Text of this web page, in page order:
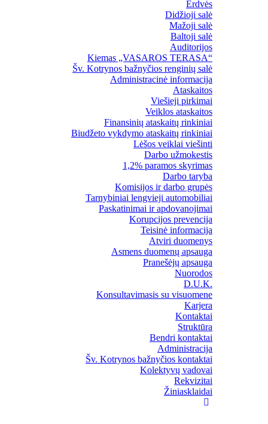
Erdvės
Didžioji salė
Mažoji salė
Baltoji salė
Auditorijos
Kiemas „VASAROS TERASA“
Šv. Kotrynos bažnyčios renginių salė
Administracinė informacija
Ataskaitos
Viešieji pirkimai
Veiklos ataskaitos
Finansinių ataskaitų rinkiniai
Biudžeto vykdymo ataskaitų rinkiniai
Lėšos veiklai viešinti
Darbo užmokestis
1,2% paramos skyrimas
Darbo taryba
Komisijos ir darbo grupės
Tarnybiniai lengvieji automobiliai
Paskatinimai ir apdovanojimai
Korupcijos prevencija
Teisinė informacija
Atviri duomenys
Asmens duomenų apsauga
Pranešėjų apsauga
Nuorodos
D.U.K.
Konsultavimasis su visuomene
Karjera
Kontaktai
Struktūra
Bendri kontaktai
Administracija
Šv. Kotrynos bažnyčios kontaktai
Kolektyvų vadovai
Rekvizitai
Žiniasklaidai